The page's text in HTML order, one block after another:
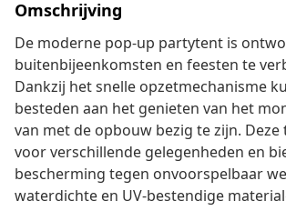
Omschrijving
De moderne pop-up partytent is
buitenbijeenkomsten en feesten te
Dankzij het snelle opzetmechanisme
besteden aan het genieten van het
van met de opbouw bezig te zijn.
voor verschillende gelegenheden en
bescherming tegen onvoorspelbaar
waterdichte en UV-bestendige